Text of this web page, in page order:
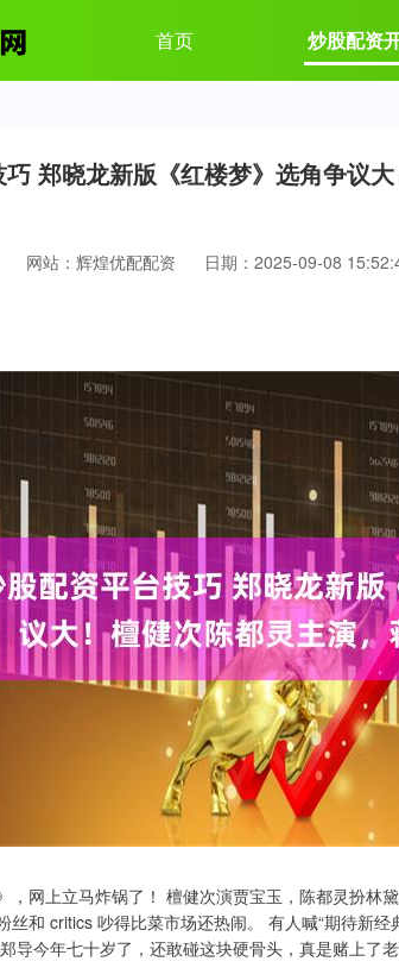
首页 炒股配资
郑晓龙新版《红楼梦》选角争议
网站：辉煌优配配资 日期：2025-09-08
，网上立马炸锅了！ 檀健次演贾宝玉，陈都灵扮林
和 critics 吵得比菜市场还热闹。 有人喊“期待新经
导今年七十岁了，还敢碰这块硬骨头，真是赌上了老